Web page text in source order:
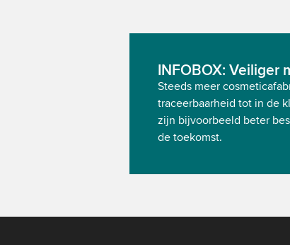
INFOBOX: Veiliger
Steeds meer
traceerbaarheid tot in de
zijn bijvoorbeeld beter
de toekomst.